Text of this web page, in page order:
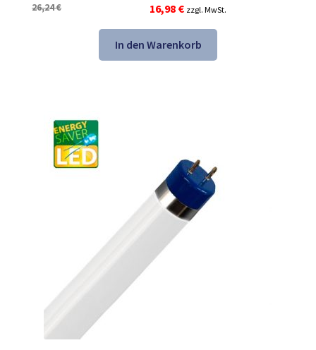
26,24€
Ursprünglicher
Preis
war:
26,24 €
16,98 €Aktueller
Preis
ist:
16,98 €.
zzgl. MwSt.
In den Warenkorb